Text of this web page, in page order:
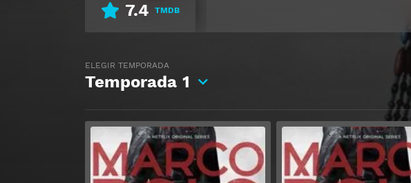
7.4 TMDB
ELEGIR TEMPORADA
Temporada 1